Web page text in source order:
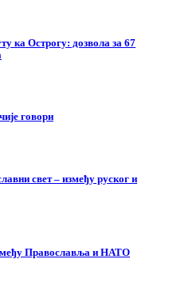
ка Острогу: дозвола за 67
говори
свет – између руског и
Православља и НАТО